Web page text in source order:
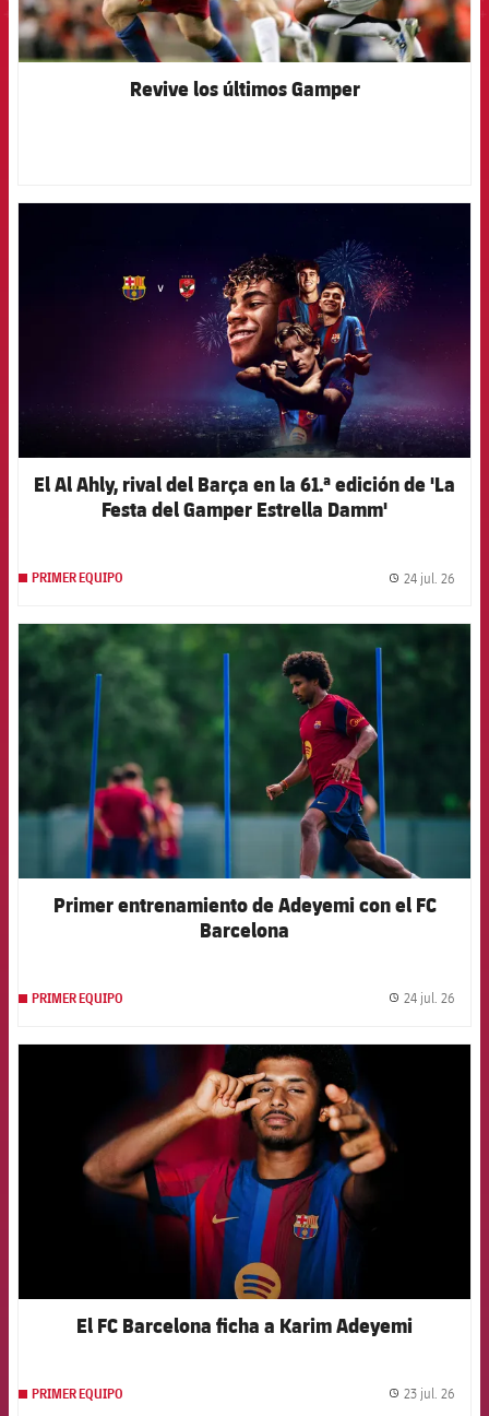
Revive los últimos Gamper
El Al Ahly, rival del Barça en la 61.ª edición de 'La
Festa del Gamper Estrella Damm'
PRIMER EQUIPO 24 jul. 26
FCB Barcelona badge
Primer entrenamiento de Adeyemi con el FC
Barcelona
PRIMER EQUIPO 24 jul. 26
FCB Barcelona badge
El FC Barcelona ficha a Karim Adeyemi
PRIMER EQUIPO 23 jul. 26